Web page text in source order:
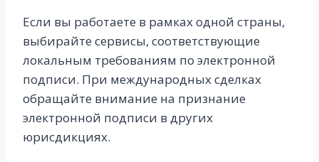
Если вы работаете в рамках одной страны,
выбирайте сервисы, соответствующие
локальным требованиям по электронной
подписи. При международных сделках
обращайте внимание на признание
электронной подписи в других
юрисдикциях.